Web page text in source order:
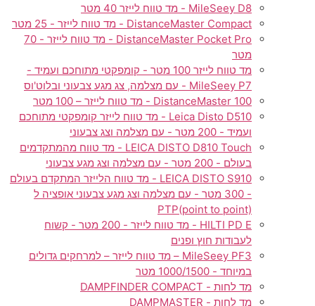
MileSeey D8 - מד טווח לייזר 40 מטר
DistanceMaster Compact - מד טווח לייזר - 25 מטר
DistanceMaster Pocket Pro - מד טווח לייזר - 70
מטר
מד טווח לייזר 100 מטר - קומפקטי מתוחכם ועמיד -
MileSeey P7 - עם מצלמה, צג מגע צבעוני ובלוט'וס
DistanceMaster 100 - מד טווח לייזר – 100 מטר
Leica Disto D510 - מד טווח לייזר קומפקטי מתוחכם
ועמיד - 200 מטר - עם מצלמה וצג צבעוני
LEICA DISTO D810 Touch - מד טווח מהמתקדמים
בעולם - 200 מטר - עם מצלמה וצג מגע צבעוני
LEICA DISTO S910 - מד טווח הלייזר המתקדם בעולם
- 300 מטר - עם מצלמה וצג מגע צבעוני אופציה ל
PTP(point to point)
HILTI PD E - מד טווח לייזר - 200 מטר - קשוח
לעבודות חוץ ופנים
MileSeey PF3 – מד טווח לייזר – למרחקים גדולים
במיוחד - 1000/1500 מטר
מד לחות - DAMPFINDER COMPACT
מד לחות - DAMPMASTER